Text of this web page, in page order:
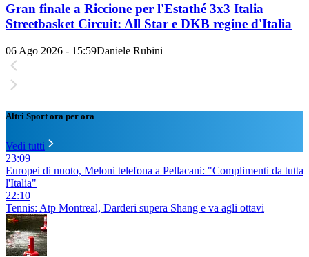
Gran finale a Riccione per l'Estathé 3x3 Italia
Streetbasket Circuit: All Star e DKB regine d'Italia
06 Ago 2026 - 15:59Daniele Rubini
Altri Sport ora per ora
Vedi tutti
23:09
Europei di nuoto, Meloni telefona a Pellacani: "Complimenti da tutta
l'Italia"
22:10
Tennis: Atp Montreal, Darderi supera Shang e va agli ottavi